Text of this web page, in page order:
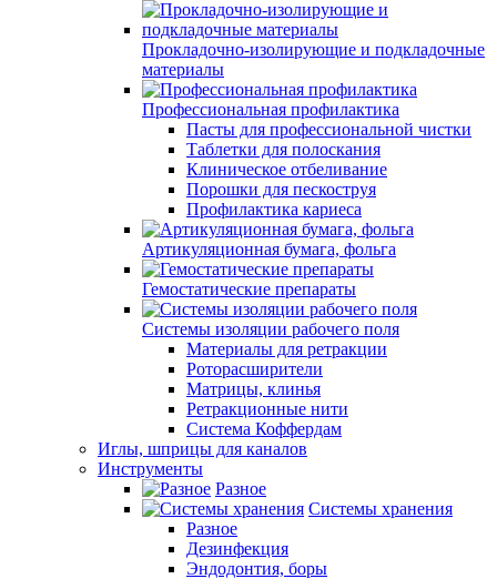
Прокладочно-изолирующие и подкладочные
материалы
Профессиональная профилактика
Пасты для профессиональной чистки
Таблетки для полоскания
Клиническое отбеливание
Порошки для пескоструя
Профилактика кариеса
Артикуляционная бумага, фольга
Гемостатические препараты
Системы изоляции рабочего поля
Материалы для ретракции
Роторасширители
Матрицы, клинья
Ретракционные нити
Система Коффердам
Иглы, шприцы для каналов
Инструменты
Разное
Системы хранения
Разное
Дезинфекция
Эндодонтия, боры